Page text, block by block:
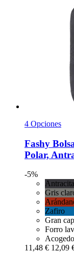
4 Opciones
Fashy
Polar,
-5%
Antracita
Gris
Zafiro
Gran
Forro
11,48 € 12,09